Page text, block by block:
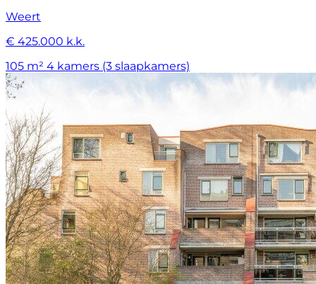
Weert
€ 425.000 k.k.
105 m² 4 kamers (3 slaapkamers)